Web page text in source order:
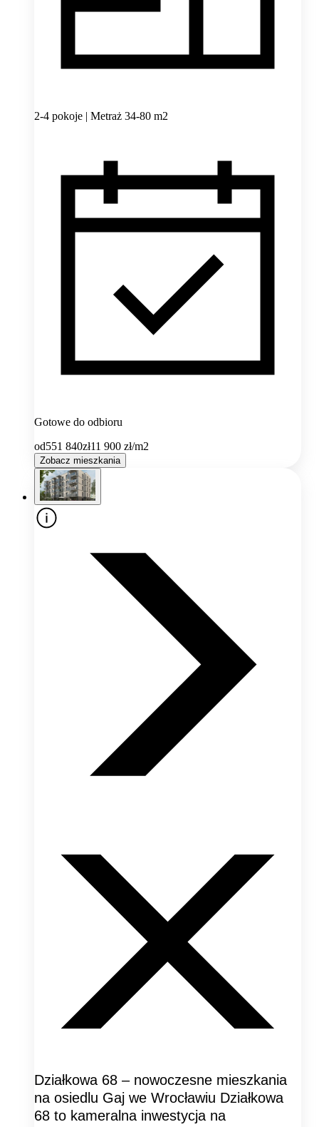
2-4 pokoje | Metraż 34-80 m2
Gotowe do odbioru
od551 840zł11 900 zł/m2
Zobacz mieszkania
Działkowa 68 – nowoczesne mieszkania
na osiedlu Gaj we Wrocławiu Działkowa
68 to kameralna inwestycja na